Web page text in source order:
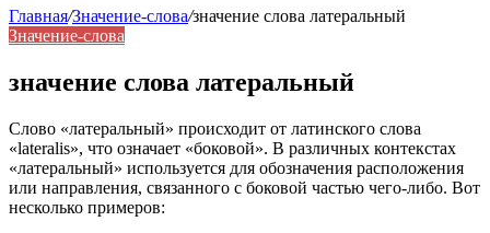
Главная/Значение-слова/значение слова латеральный
Значение-слова
значение слова латеральный
Слово «латеральный» происходит от латинского слова
«lateralis», что означает «боковой». В различных контекстах
«латеральный» используется для обозначения расположения
или направления, связанного с боковой частью чего-либо. Вот
несколько примеров: